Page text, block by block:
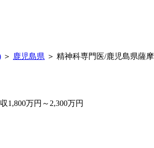
＞ 鹿児島県 ＞ 精神科専門医/鹿児島県薩
1,800万円～2,300万円